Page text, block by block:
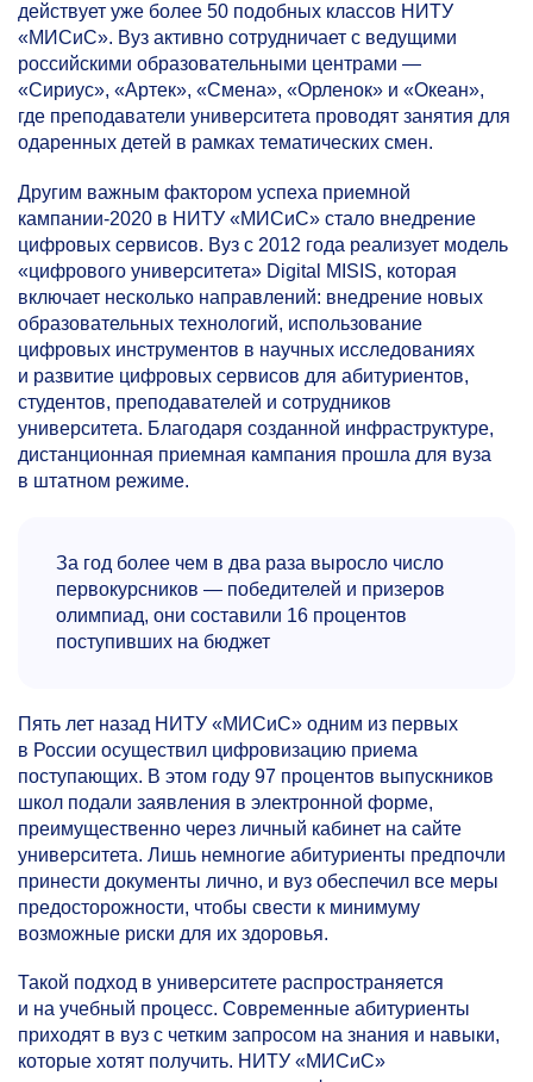
действует уже более 50 подобных классов НИТУ
«МИСиС». Вуз активно сотрудничает с ведущими
российскими образовательными центрами —
«Сириус», «Артек», «Смена», «Орленок» и «Океан»,
где преподаватели университета проводят занятия для
одаренных детей в рамках тематических смен.
Другим важным фактором успеха приемной
кампании-2020 в НИТУ «МИСиС» стало внедрение
цифровых сервисов. Вуз с 2012 года реализует модель
«цифрового университета» Digital MISIS, которая
включает несколько направлений: внедрение новых
образовательных технологий, использование
цифровых инструментов в научных исследованиях
и развитие цифровых сервисов для абитуриентов,
студентов, преподавателей и сотрудников
университета. Благодаря созданной инфраструктуре,
дистанционная приемная кампания прошла для вуза
в штатном режиме.
За год более чем в два раза выросло число
первокурсников — победителей и призеров
олимпиад, они составили 16 процентов
поступивших на бюджет
Пять лет назад НИТУ «МИСиС» одним из первых
в России осуществил цифровизацию приема
поступающих. В этом году 97 процентов выпускников
школ подали заявления в электронной форме,
преимущественно через личный кабинет на сайте
университета. Лишь немногие абитуриенты предпочли
принести документы лично, и вуз обеспечил все меры
предосторожности, чтобы свести к минимуму
возможные риски для их здоровья.
Такой подход в университете распространяется
и на учебный процесс. Современные абитуриенты
приходят в вуз с четким запросом на знания и навыки,
которые хотят получить. НИТУ «МИСиС»